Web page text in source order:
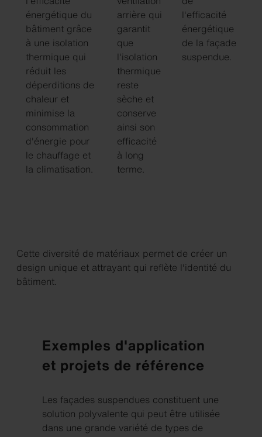
énergétique du
bâtiment grâce
à une isolation
thermique qui
réduit les
déperditions de
chaleur et
minimise la
consommation
d'énergie pour
le chauffage et
la climatisation.
arrière qui
garantit
que
l'isolation
thermique
reste
sèche et
conserve
ainsi son
efficacité
à long
terme.
l'efficacité
énergétique
de la façade
suspendue.
Cette diversité de matériaux permet de créer un
design unique et attrayant qui reflète l'identité du
bâtiment.
Exemples d'application
et projets de référence
Les façades suspendues constituent une
solution polyvalente qui peut être utilisée
dans une grande variété de types de